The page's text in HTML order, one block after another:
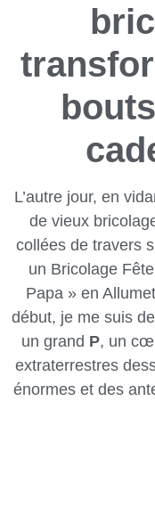
L’autre jour, en
de vieux
collées de travers
un Bricolage
Papa » en
début, je me suis
un grand P, un
extraterrestres
énormes et des